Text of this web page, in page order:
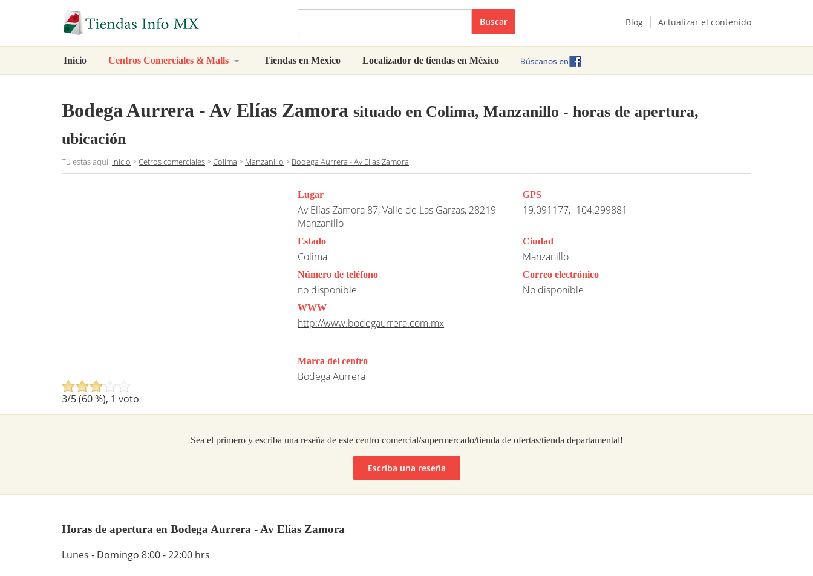
Buscar Blog Actualizar el contenido
Inicio Centros Comerciales & Malls Tiendas en México Localizador de tiendas en México
Bodega Aurrera - Av Elías Zamora situado en Colima, Manzanillo - horas de apertura,
ubicación
Tú estás aquí: Inicio >Cetros comerciales>Colima > Manzanillo > Bodega Aurrera - Av Elías Zamora
3/5 (60%), 1 voto
Lugar
Av Elías Zamora 87, Valle de Las Garzas, 28219
Manzanillo
GPS
19.091177, -104.299881
Estado
Colima
Ciudad
Manzanillo
Número de teléfono
no disponible
Correo electrónico
No disponible
WWW
http://www.bodegaurrera.com.mx
Marca del centro
Bodega Aurrera
Sea el primero y escriba una reseña de este centro comercial/supermercado/tienda de ofertas/tienda departamental!
Escriba una reseña
Horas de apertura en Bodega Aurrera - Av Elías Zamora
Lunes - Domingo 8:00 - 22:00 hrs